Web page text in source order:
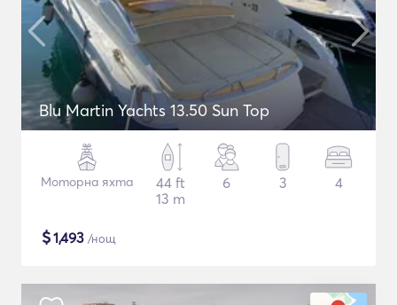
Blu Martin Yachts 13.50 Sun Top
Моторна яхта
44 ft
13 m
6 3 4
$1,493 /нощ